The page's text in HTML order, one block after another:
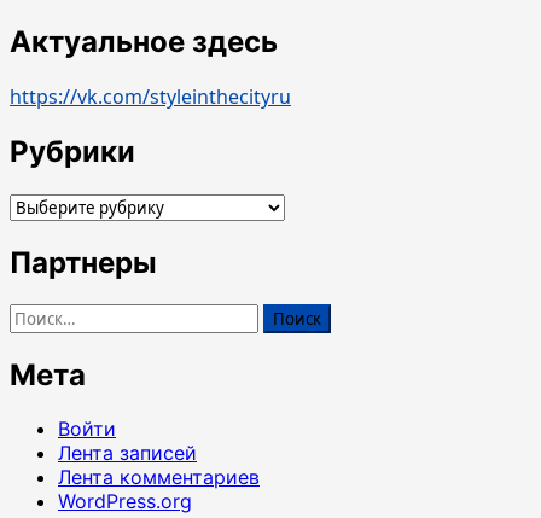
Актуальное здесь
https://vk.com/styleinthecityru
Рубрики
Рубрики
Партнеры
Найти:
Мета
Войти
Лента записей
Лента комментариев
WordPress.org